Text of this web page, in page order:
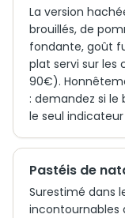
La version
brouillés, de
fondante, goût
plat servi sur les
90€).
: demandez si le
le seul
Pastéis de
Surestimé dans
incontournables